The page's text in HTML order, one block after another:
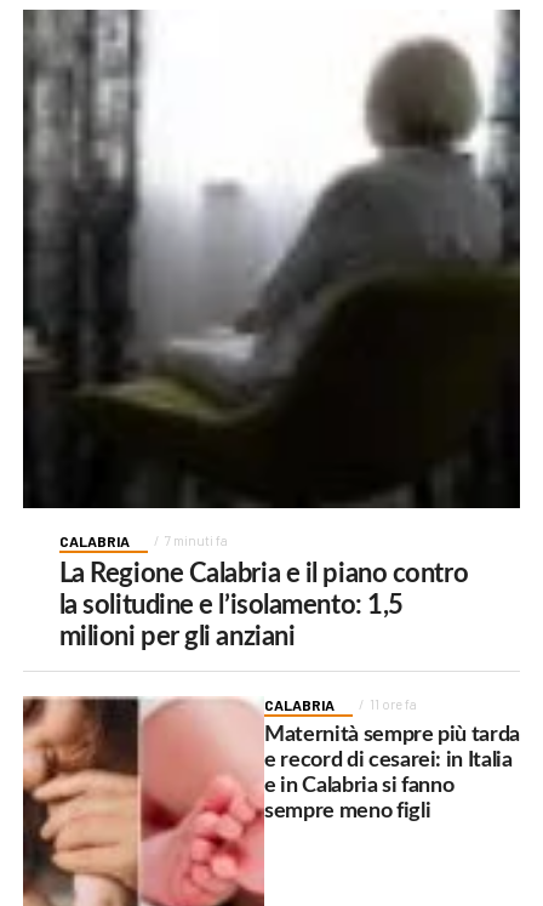
CALABRIA 7 minuti fa
La Regione Calabria e il piano contro
la solitudine e l’isolamento: 1,5
milioni per gli anziani
CALABRIA 11 ore fa
Maternità sempre più tarda
e record di cesarei: in Italia
e in Calabria si fanno
sempre meno figli